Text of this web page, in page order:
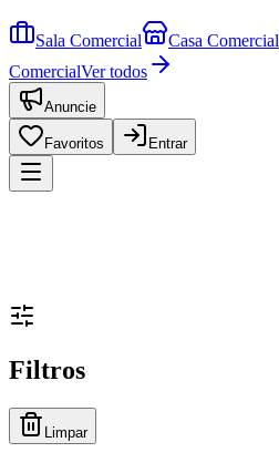
Sala Comercial Casa Comercial
ComercialVer todos
Anuncie
Favoritos Entrar
Filtros
Limpar